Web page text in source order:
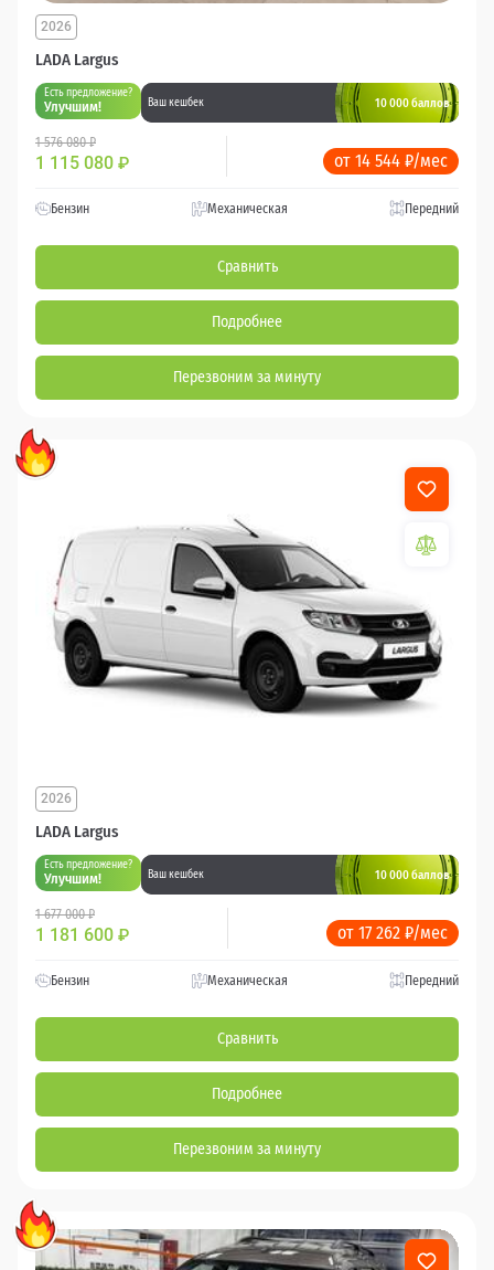
LADA Largus
2026
Есть предложение?
Улучшим! Ваш кешбек 10 000 баллов
1 576 080 ₽
1 115 080 ₽ от 14 544 ₽/мес
Бензин Механическая Передний
Сравнить
Подробнее
Перезвоним за минуту
LADA Largus
2026
Есть предложение?
Улучшим! Ваш кешбек 10 000 баллов
1 677 000 ₽
1 181 600 ₽ от 17 262 ₽/мес
Бензин Механическая Передний
Сравнить
Подробнее
Перезвоним за минуту